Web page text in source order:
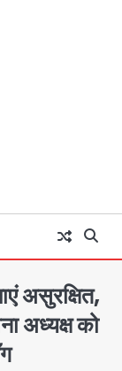
असुरक्षित,
अध्यक्ष को